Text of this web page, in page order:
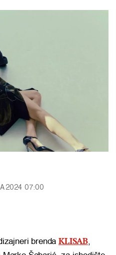
2024 07:00
brendaKLISAB,